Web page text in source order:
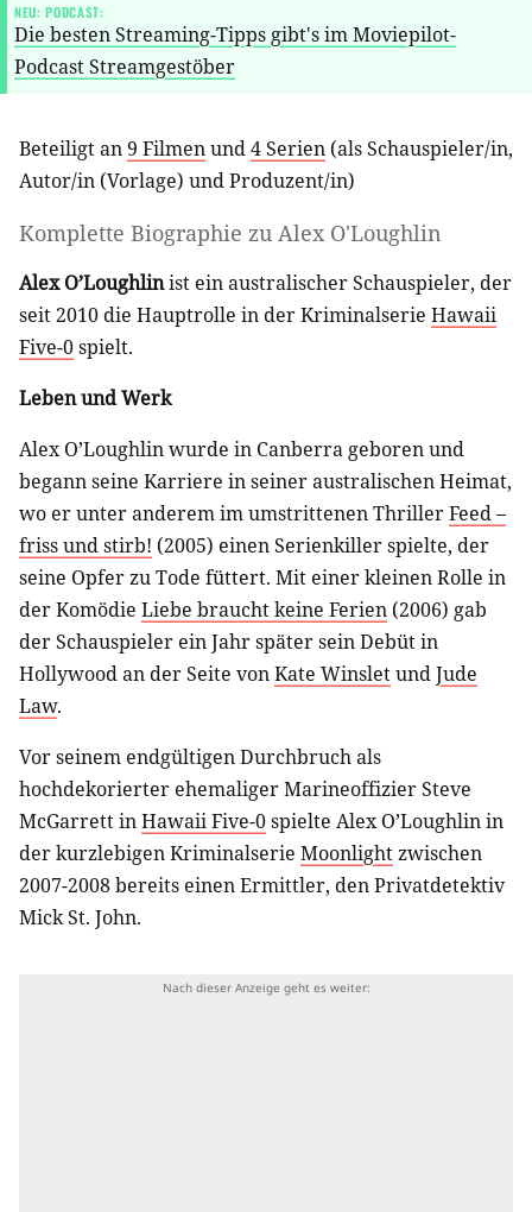
NEU: PODCAST:
Die besten Streaming-Tipps gibt's im Moviepilot-
Podcast Streamgestöber
Beteiligt an9 Filmenund4 Serien (alsSchauspieler/in,
Autor/in (Vorlage) undProduzent/in)
Komplette Biographie zu Alex O'Loughlin
Alex O’Loughlinist ein australischer Schauspieler, der
seit 2010 die Hauptrolle in der Kriminalserie Hawaii
Five-0spielt.
Leben und Werk
Alex O’Loughlin wurde in Canberra geboren und
begann seine Karriere in seiner australischen Heimat,
wo er unter anderem im umstrittenen ThrillerFeed –
friss und stirb! (2005) einen Serienkiller spielte, der
seine Opfer zu Tode füttert. Mit einer kleinen Rolle in
der Komödie Liebe braucht keine Ferien (2006) gab
der Schauspieler ein Jahr später sein Debüt in
Hollywood an der Seite vonKate WinsletundJude
Law.
Vor seinem endgültigen Durchbruch als
hochdekorierter ehemaliger Marineoffizier Steve
McGarrett inHawaii Five-0spielte Alex O’Loughlin in
der kurzlebigen Kriminalserie Moonlightzwischen
2007-2008 bereits einen Ermittler, den Privatdetektiv
Mick St. John.